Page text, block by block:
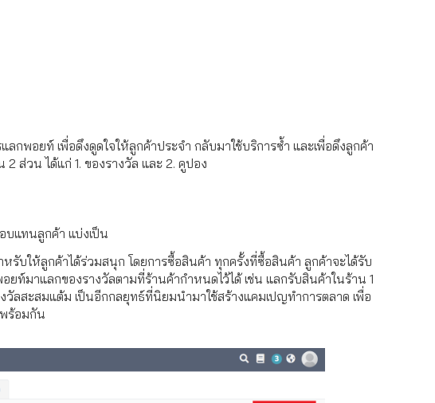
กพอยท์ เพื่อดึงดูดใจให้ลูกค้าประจำ กลับมาใช้บริการซ้ำ และเพื่อดึงลูกค้า
2 ส่วน ได้แก่ 1. ของรางวัล และ 2. คูปอง
แทนลูกค้า แบ่งเป็น
หรับให้ลูกค้าได้ร่วมสนุก โดยการซื้อสินค้า ทุกครั้งที่ซื้อสินค้า ลูกค้าจะได้รับ
ท์มาแลกของรางวัลตามที่ร้านค้ากำหนดไว้ได้ เช่น แลกรับสินค้าในร้าน 1
วัลสะสมแต้ม เป็นอีกกลยุทธ์ที่นิยมนำมาใช้สร้างแคมเปญทำการตลาด เพื่อ
ร้อมกัน